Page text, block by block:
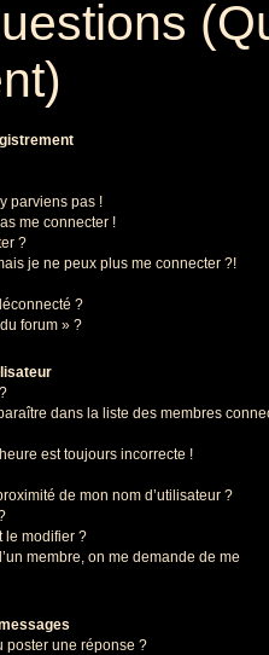
parviens pas !
me connecter !
?
je ne peux plus me connecter ?!
?
forum » ?
dans la liste des membres
est toujours incorrecte !
de mon nom d’utilisateur ?
le modifier ?
membre, on me demande de me
poster une réponse ?